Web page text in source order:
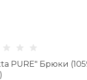
PURE" Брюки